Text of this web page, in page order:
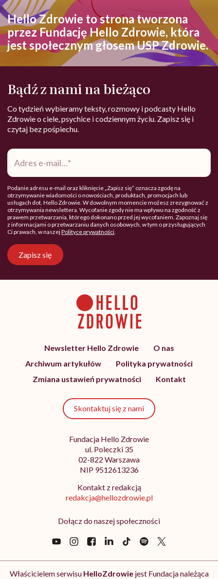
Hello Zdrowie to strona tworzona
przez Fundację Hello Zdrowie, która
jest społecznym głosem USP Zdrowie.
Bądź z nami na bieżąco
Co tydzień wybieramy teksty, rozmowy i podcasty Hello
Zdrowie o ciele, psychice i codziennym życiu. Zapisz się i
czytaj bez pośpiechu.
Adres
mail*
Podanie adresu e-mail oraz kliknięcie „Zapisz się” oznacza zgodę na
otrzymywanie wiadomości o nowościach, produktach, promocjach lub
usługach dot. Hello Zdrowie. W dowolnym momencie możesz zrezygnować z
otrzymywania newslettera. Wycofanie zgody nie ma wpływu na zgodność z
prawem przetwarzania, którego dokonano przed jej wycofaniem. Zapoznaj się
z informacjami o przetwarzaniu danych osobowych, w tym o przysługujących
Ci prawach, w naszejPolityce prywatności.
Zapisz się
Newsletter Hello Zdrowie
O nas
Archiwum artykułów
Polityka prywatności
Zmiana ustawień prywatności
Kontakt
Skontaktuj się z nami
Fundacja Hello Zdrowie
ul. Poleczki 35
02-822 Warszawa
NIP 9512613236
Kontakt z redakcją
redakcja@hellozdrowie.pl
Dołącz do naszej społeczności
Właścicielem serwisu HelloZdrowiejest Fundacja należąca